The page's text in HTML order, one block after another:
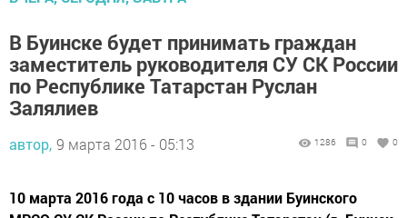
В Буинске будет принимать граждан
заместитель руководителя СУ СК России
по Республике Татарстан Руслан
Залялиев
автор, 9 марта 2016 - 05:13 1286 0 0
10 марта 2016 года с 10 часов в здании Буинского